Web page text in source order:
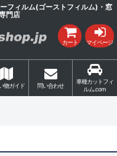
フィルム(ゴーストフィルム)・窓
門店
カート マイページ
物ガイド 問い合わせ
車種カットフィ
ルム.com